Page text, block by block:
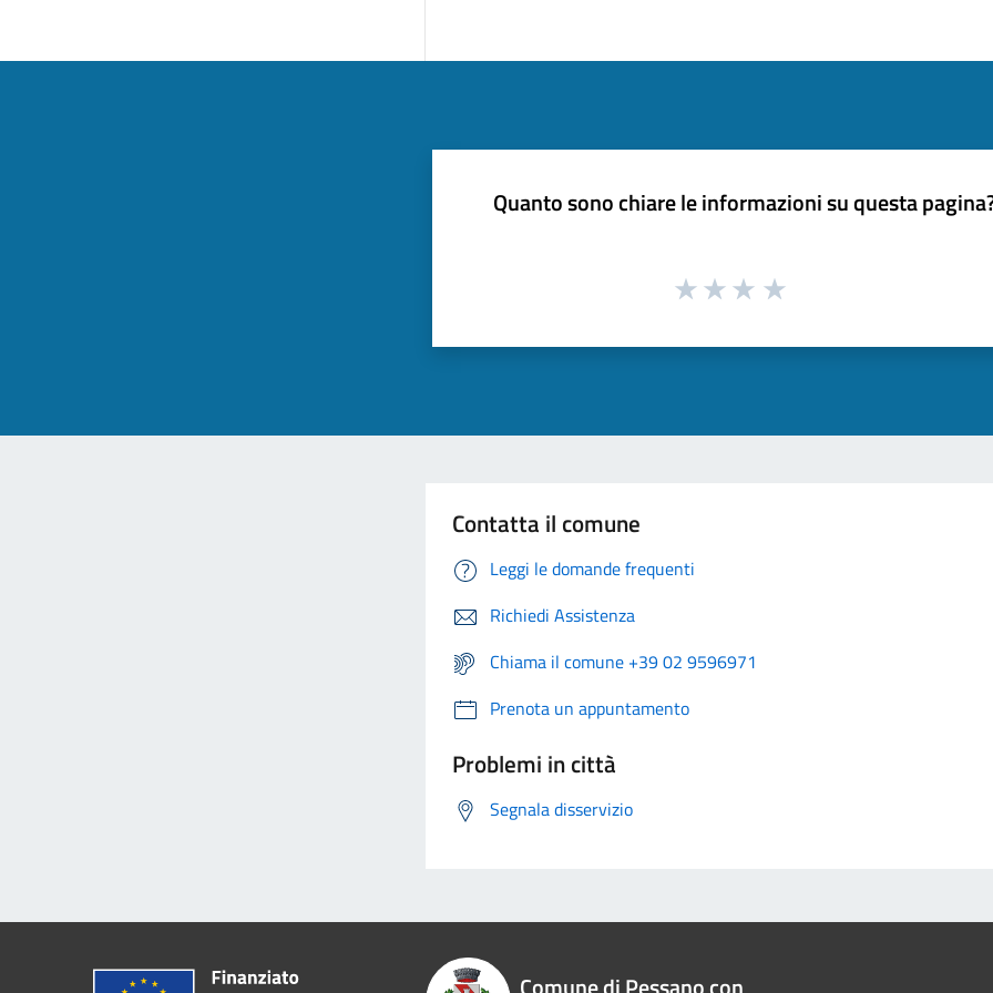
Quanto sono chiare le informazioni su questa
Contatta il comune
Leggi le domande frequenti
Richiedi Assistenza
Chiama il comune +39 02 9596971
Prenota un appuntamento
Problemi in città
Segnala disservizio